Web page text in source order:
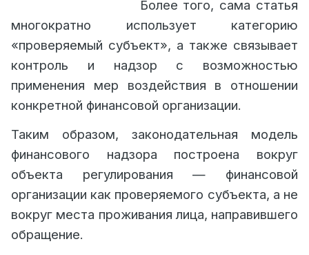
Более того, сама статья
многократно использует категорию
«проверяемый субъект», а также связывает
контроль и надзор с возможностью
применения мер воздействия в отношении
конкретной финансовой организации.
Таким образом, законодательная модель
финансового надзора построена вокруг
объекта регулирования — финансовой
организации как проверяемого субъекта, а не
вокруг места проживания лица, направившего
обращение.